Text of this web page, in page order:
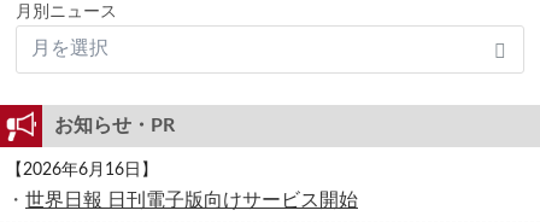
月別ニュース
お知らせ・PR
【2026年6月16日】
・ 世界日報 日刊電子版向けサービス開始